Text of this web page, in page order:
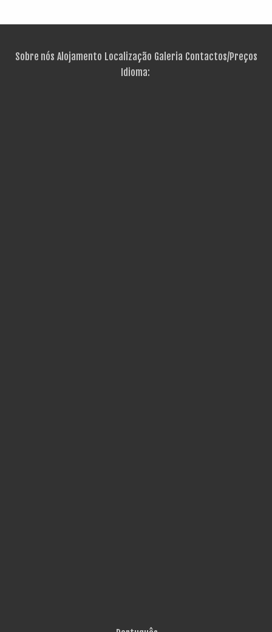
Sobre nós Alojamento Localização Galeria Contactos/Preços
Idioma: